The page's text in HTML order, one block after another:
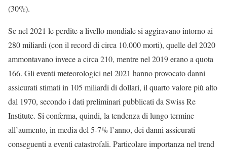
(30%).
Se nel 2021 le perdite a livello mondiale si aggiravano intorno ai
280 miliardi (con il record di circa 10.000 morti), quelle del 2020
ammontavano invece a circa 210, mentre nel 2019 erano a quota
166. Gli eventi meteorologici nel 2021 hanno provocato danni
assicurati stimati in 105 miliardi di dollari, il quarto valore più alto
dal 1970, secondo i dati preliminari pubblicati da Swiss Re
Institute. Si conferma, quindi, la tendenza di lungo termine
all’aumento, in media del 5-7% l’anno, dei danni assicurati
conseguenti a eventi catastrofali. Particolare importanza nel trend